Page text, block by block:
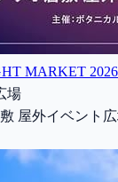
MARKET 2026
場
屋外イベント